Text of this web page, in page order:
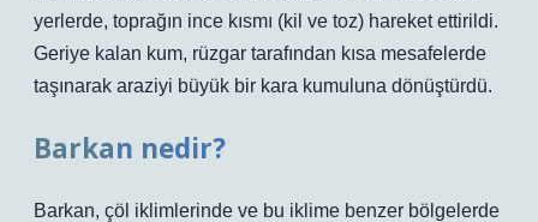
yerlerde, toprağın ince kısmı (kil ve toz) hareket ettirildi.
Geriye kalan kum, rüzgar tarafından kısa mesafelerde
taşınarak araziyi büyük bir kara kumuluna dönüştürdü.
Barkan nedir?
Barkan, çöl iklimlerinde ve bu iklime benzer bölgelerde